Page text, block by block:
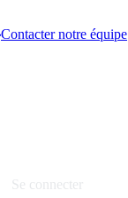
Contacter notre équipe
Se connecter